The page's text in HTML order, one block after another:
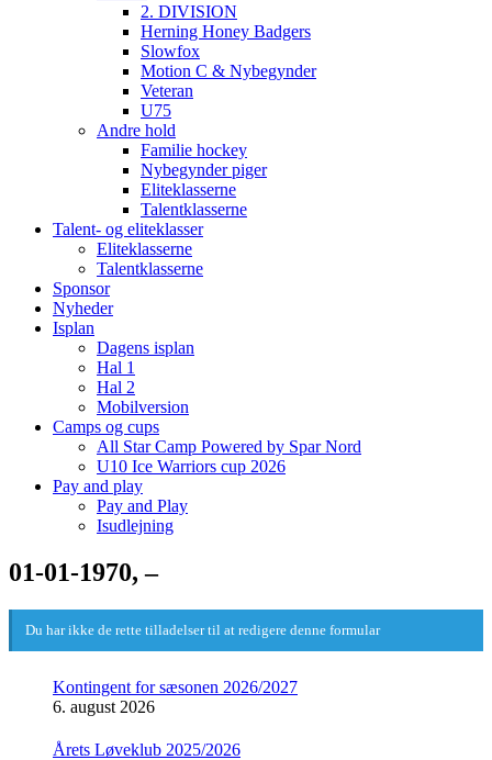
2. DIVISION
Herning Honey Badgers
Slowfox
Motion C & Nybegynder
Veteran
U75
Andre hold
Familie hockey
Nybegynder piger
Eliteklasserne
Talentklasserne
Talent- og eliteklasser
Eliteklasserne
Talentklasserne
Sponsor
Nyheder
Isplan
Dagens isplan
Hal 1
Hal 2
Mobilversion
Camps og cups
All Star Camp Powered by Spar Nord
U10 Ice Warriors cup 2026
Pay and play
Pay and Play
Isudlejning
01-01-1970, –
Du har ikke de rette tilladelser til at redigere denne formular
Kontingent for sæsonen 2026/2027
6. august 2026
Årets Løveklub 2025/2026